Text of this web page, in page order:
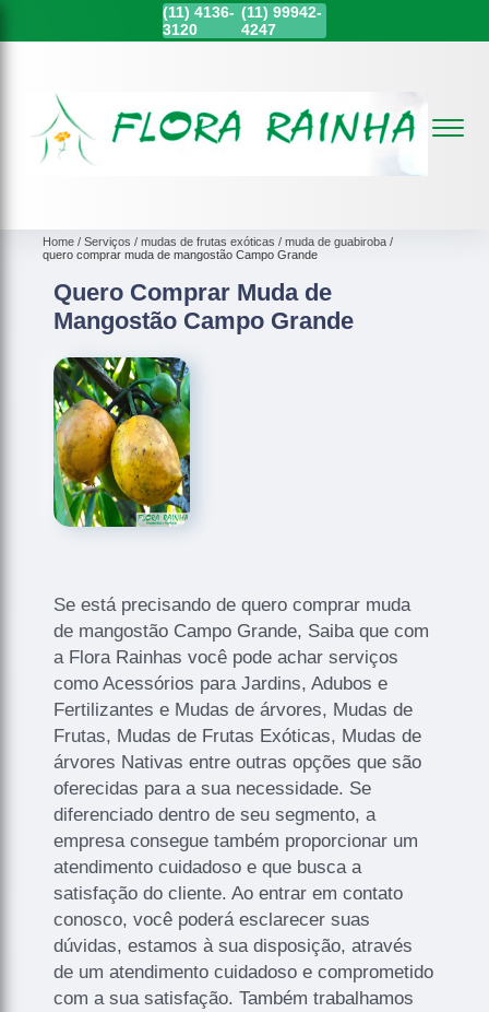
(11) 4136-
3120
(11)99942-
4247
Home Serviços mudas de frutas exóticas
muda de guabiroba
quero comprar muda de mangostão Campo Grande
Quero Comprar Muda de
Mangostão Campo Grande
Se está precisando de quero comprar muda
de mangostão Campo Grande, Saiba que com
a Flora Rainhas você pode achar serviços
como Acessórios para Jardins, Adubos e
Fertilizantes e Mudas de árvores, Mudas de
Frutas, Mudas de Frutas Exóticas, Mudas de
árvores Nativas entre outras opções que são
oferecidas para a sua necessidade. Se
diferenciado dentro de seu segmento, a
empresa consegue também proporcionar um
atendimento cuidadoso e que busca a
satisfação do cliente. Ao entrar em contato
conosco, você poderá esclarecer suas
dúvidas, estamos à sua disposição, através
de um atendimento cuidadoso e comprometido
com a sua satisfação. Também trabalhamos